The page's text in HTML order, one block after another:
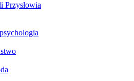
Przysłowia